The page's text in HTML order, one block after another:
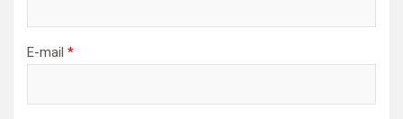
E-mail *